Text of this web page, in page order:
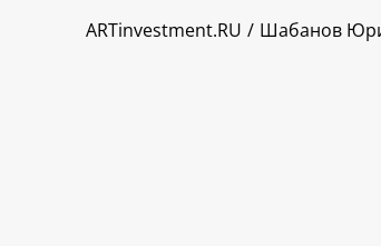
ARTinvestment.RU Шабанов